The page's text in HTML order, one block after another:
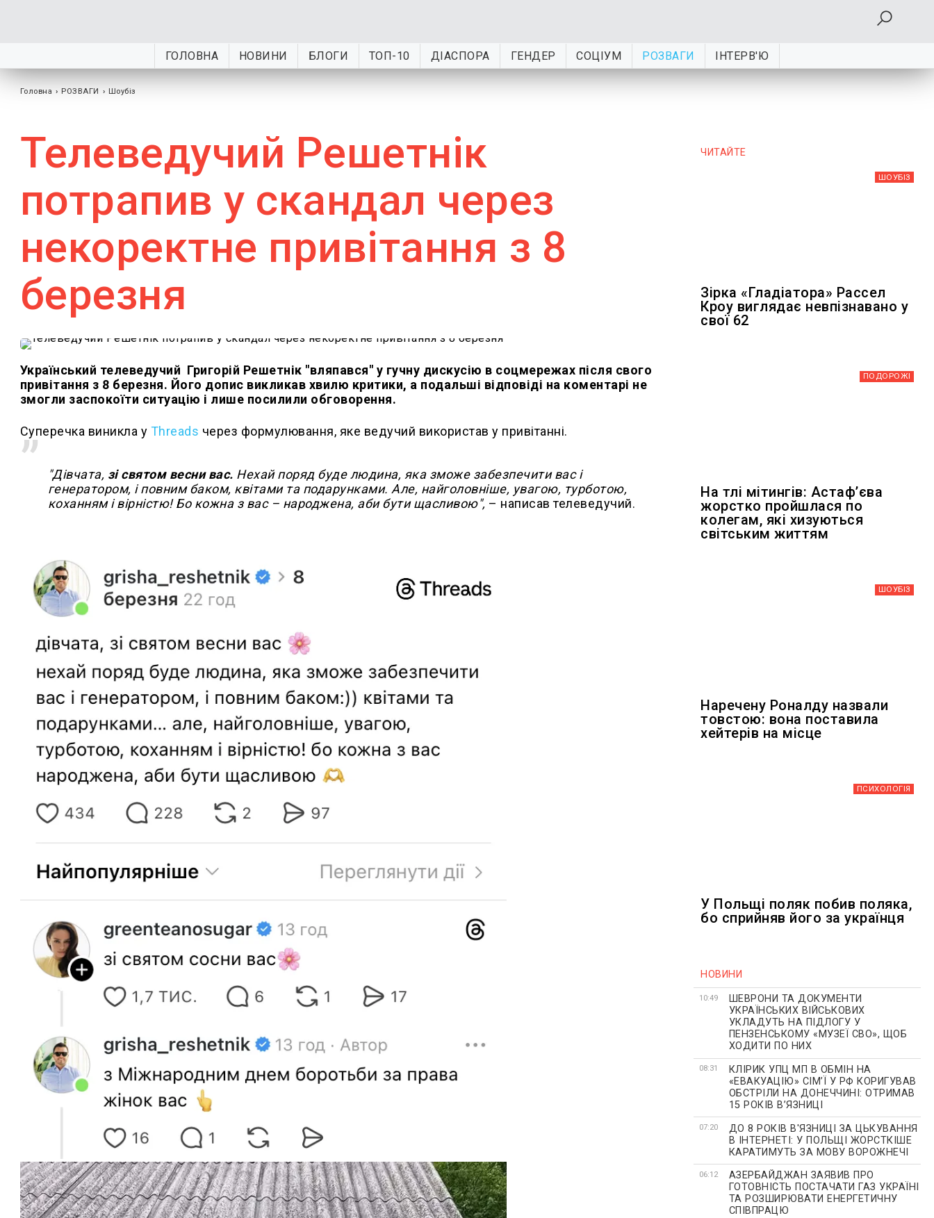
ГОЛОВНА НОВИНИ БЛОГИ ТОП-10 ДІАСПОРА ГЕНДЕР СОЦІУМ РОЗВАГИ ІНТЕРВ'Ю
Головна › РОЗВАГИ › Шоубiз
Телеведучий Решетнік
потрапив у скандал через
некоректне привітання з 8
березня
Український телеведучий Григорій Решетнік "вляпався" у гучну дискусію в соцмережах після свого
привітання з 8 березня. Його допис викликав хвилю критики, а подальші відповіді на коментарі не
змогли заспокоїти ситуацію і лише посилили обговорення.
Суперечка виникла у Threads через формулювання, яке ведучий використав у привітанні.
"Дівчата, зі святом весни вас. Нехай поряд буде людина, яка зможе забезпечити вас і
генератором, і повним баком, квітами та подарунками. Але, найголовніше, увагою, турботою,
коханням і вірністю! Бо кожна з вас – народжена, аби бути щасливою", – написав телеведучий.
ЧИТАЙТЕ
ШОУБIЗ
Зірка «Гладіатора» Рассел
Кроу виглядає невпізнавано у
свої 62
ПОДОРОЖІ
На тлі мітингів: Астафʼєва
жорстко пройшлася по
колегам, які хизуються
світським життям
ШОУБIЗ
Наречену Роналду назвали
товстою: вона поставила
хейтерів на місце
ПСИХОЛОГІЯ
У Польщі поляк побив поляка,
бо сприйняв його за українця
НОВИНИ
10:49
ШЕВРОНИ ТА ДОКУМЕНТИ
УКРАЇНСЬКИХ ВІЙСЬКОВИХ
УКЛАДУТЬ НА ПІДЛОГУ У
ПЕНЗЕНСЬКОМУ «МУЗЕЇ СВО», ЩОБ
ХОДИТИ ПО НИХ
08:31
КЛІРИК УПЦ МП В ОБМІН НА
«ЕВАКУАЦІЮ» СІМʼЇ У РФ КОРИГУВАВ
ОБСТРІЛИ НА ДОНЕЧЧИНІ: ОТРИМАВ
15 РОКІВ ВʼЯЗНИЦІ
07:20
ДО 8 РОКІВ В'ЯЗНИЦІ ЗА ЦЬКУВАННЯ
В ІНТЕРНЕТІ: У ПОЛЬЩІ ЖОРСТКІШЕ
КАРАТИМУТЬ ЗА МОВУ ВОРОЖНЕЧІ
06:12
АЗЕРБАЙДЖАН ЗАЯВИВ ПРО
ГОТОВНІСТЬ ПОСТАЧАТИ ГАЗ УКРАЇНІ
ТА РОЗШИРЮВАТИ ЕНЕРГЕТИЧНУ
СПІВПРАЦЮ